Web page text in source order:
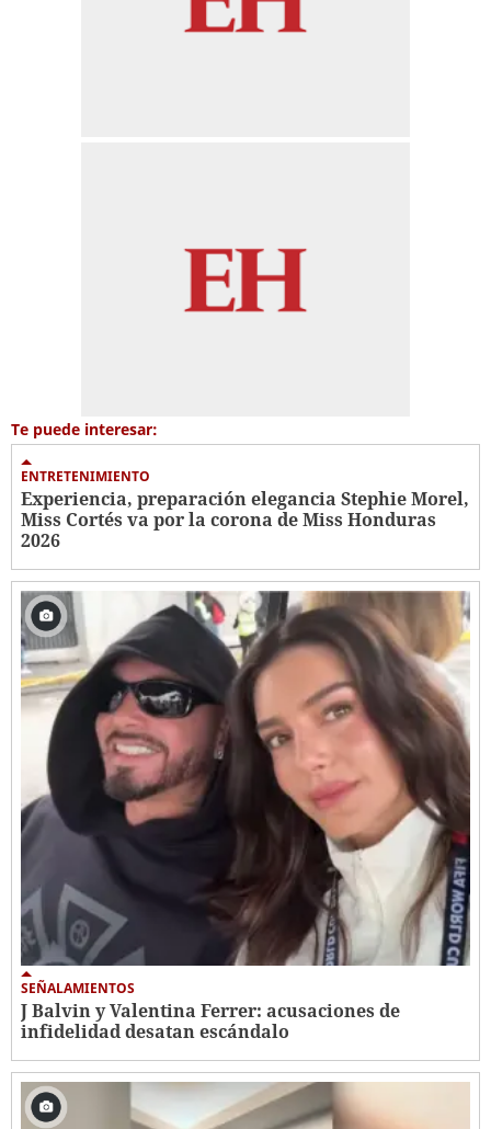
Te puede interesar:
ENTRETENIMIENTO
Experiencia, preparación elegancia Stephie Morel,
Miss Cortés va por la corona de Miss Honduras
2026
SEÑALAMIENTOS
J Balvin y Valentina Ferrer: acusaciones de
infidelidad desatan escándalo